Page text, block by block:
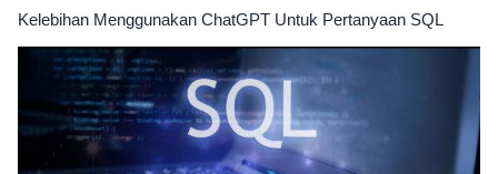
Kelebihan Menggunakan ChatGPT Untuk Pertanyaan SQL